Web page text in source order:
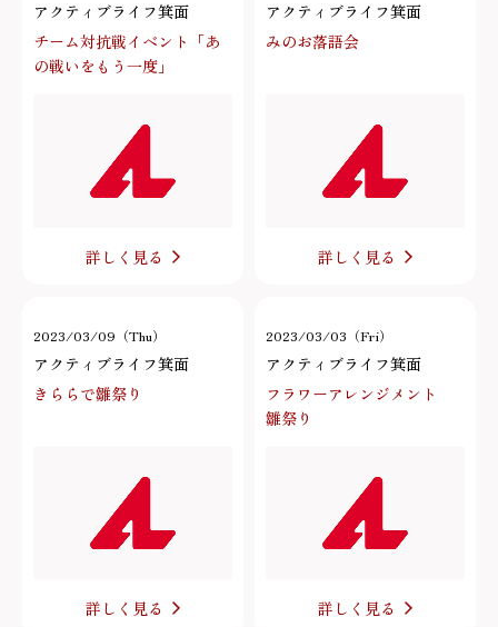
アクティブライフ箕面
チーム対抗戦イベント「あ
の戦いをもう一度」
詳しく見る
アクティブライフ箕面
みのお落語会
詳しく見る
2023/03/09（Thu）
アクティブライフ箕面
きららで雛祭り
詳しく見る
2023/03/03（Fri）
アクティブライフ箕面
フラワーアレンジメント
雛祭り
詳しく見る